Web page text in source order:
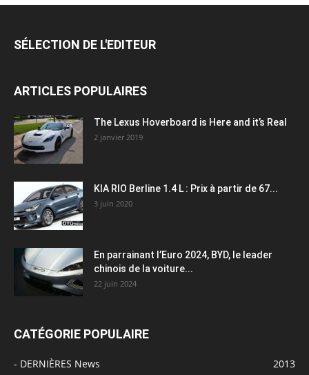
SÉLECTION DE L'EDITEUR
ARTICLES POPULAIRES
The Lexus Hoverboard is Here and it’s Real
2 janvier 2019
KIA RIO Berline 1.4 L : Prix à partir de 67...
3 juin 2020
En parrainant l’Euro 2024, BYD, le leader
chinois de la voiture...
22 juin 2024
CATÉGORIE POPULAIRE
- DERNIÈRES News
2013